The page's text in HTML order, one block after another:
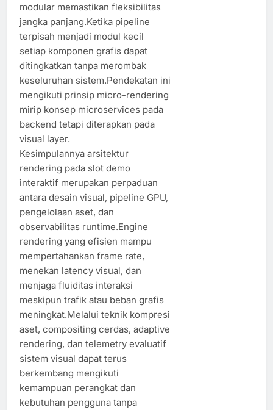
modular memastikan fleksibilitas
jangka panjang.Ketika pipeline
terpisah menjadi modul kecil
setiap komponen grafis dapat
ditingkatkan tanpa merombak
keseluruhan sistem.Pendekatan ini
mengikuti prinsip micro-rendering
mirip konsep microservices pada
backend tetapi diterapkan pada
visual layer.
Kesimpulannya arsitektur
rendering pada slot demo
interaktif merupakan perpaduan
antara desain visual, pipeline GPU,
pengelolaan aset, dan
observabilitas runtime.Engine
rendering yang efisien mampu
mempertahankan frame rate,
menekan latency visual, dan
menjaga fluiditas interaksi
meskipun trafik atau beban grafis
meningkat.Melalui teknik kompresi
aset, compositing cerdas, adaptive
rendering, dan telemetry evaluatif
sistem visual dapat terus
berkembang mengikuti
kemampuan perangkat dan
kebutuhan pengguna tanpa